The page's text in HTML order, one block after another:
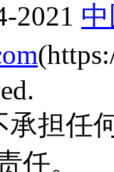
2021
承担任
任。